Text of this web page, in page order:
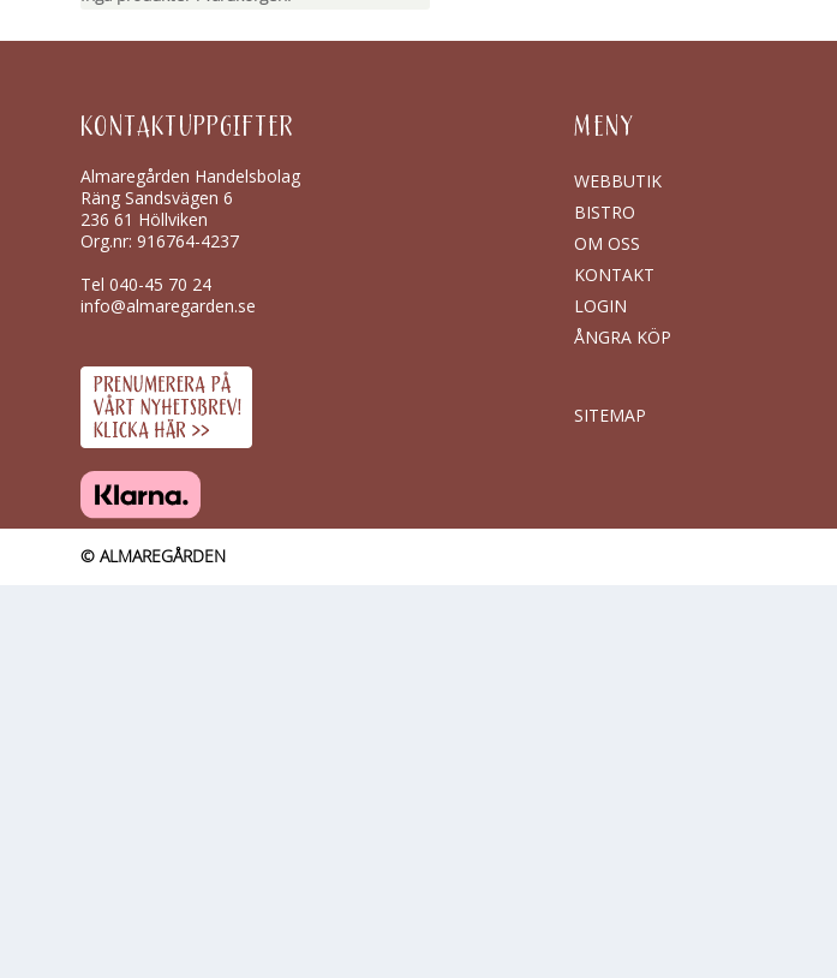
KONTAKTUPPGIFTER
Almaregården Handelsbolag
Räng Sandsvägen 6
236 61 Höllviken
Org.nr: 916764-4237
Tel040-45 70 24
info@almaregarden.se
MENY
WEBBUTIK
BISTRO
OM OSS
KONTAKT
LOGIN
ÅNGRA KÖP
SITEMAP
© ALMAREGÅRDEN